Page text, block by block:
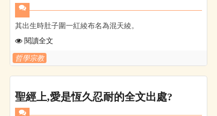
其出生時肚子圍一紅綾布名為混天綾。
閱讀全文
哲學宗教
聖經上,愛是恆久忍耐的全文出處?